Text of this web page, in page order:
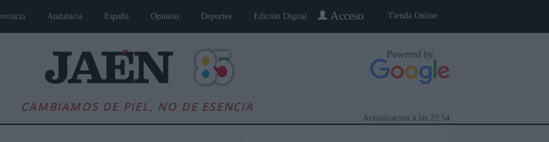
Tienda Online
Acceso
Andalucía España Opinión Deportes Edición Digital
CAMBIAMOS DE PIEL, NO DE ESENCIA
Powered by
22:54
Actualización a las